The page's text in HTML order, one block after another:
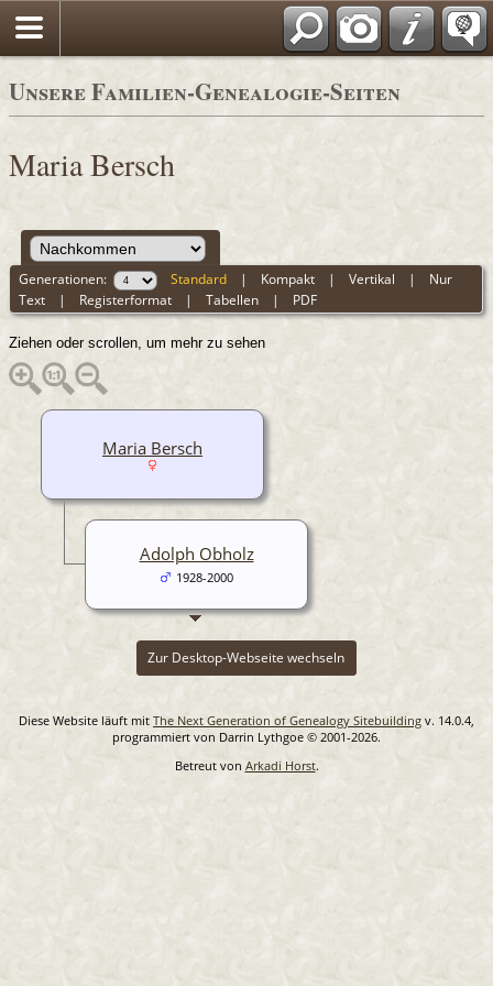
Unsere Familien-Genealogie-Seiten
Maria Bersch
Generationen: Standard | Kompakt |Vertikal | Nur
Text | Registerformat |Tabellen | PDF
Ziehen oder scrollen, um mehr zu sehen
Maria Bersch
Adolph Obholz
1928-2000
Zur Desktop-Webseite wechseln
Diese Website läuft mit The Next Generation of Genealogy Sitebuilding v. 14.0.4,
programmiert von Darrin Lythgoe © 2001-2026.
Betreut von Arkadi Horst.